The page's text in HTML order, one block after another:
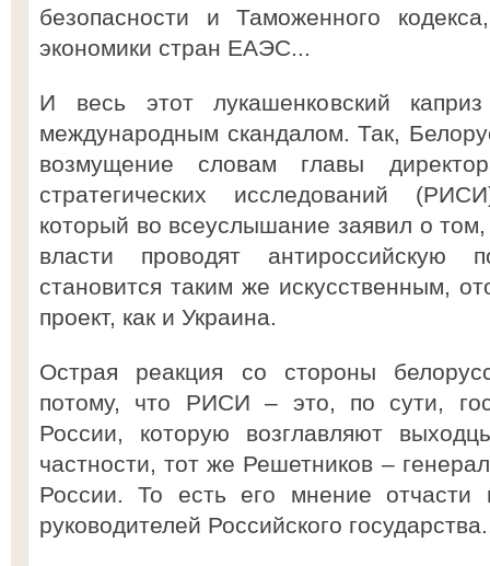
безопасности и Таможенного
экономики стран ЕАЭС...
И весь этот лукашенковский
международным скандалом. Так,
возмущение словам главы
стратегических исследований
который во всеуслышание заявил о
власти проводят антироссийскую
становится таким же искусственным,
проект, как и Украина.
Острая реакция со стороны
потому, что РИСИ – это, по сути,
России, которую возглавляют
частности, тот же Решетников –
России. То есть его мнение
руководителей Российского